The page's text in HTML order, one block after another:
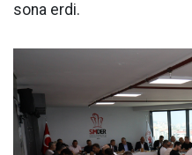
sona erdi.